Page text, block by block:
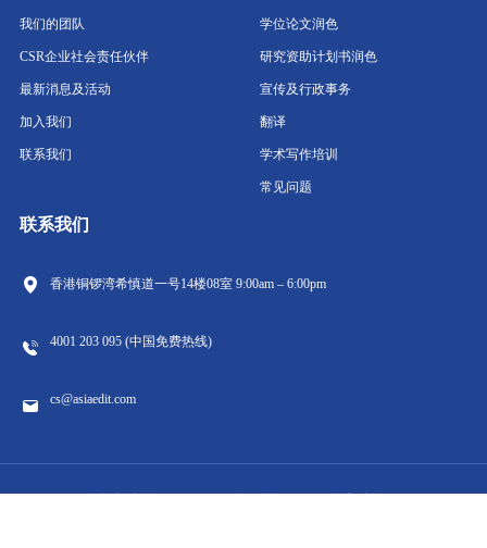
我们的团队
CSR企业社会责任伙伴
最新消息及活动
加入我们
联系我们
学位论文润色
研究资助计划书润色
宣传及行政事务
翻译
学术写作培训
常见问题
联系我们
香港铜锣湾希慎道一号14楼08室9:00am – 6:00pm
4001 203 095 (中国免费热线)
cs@asiaedit.com